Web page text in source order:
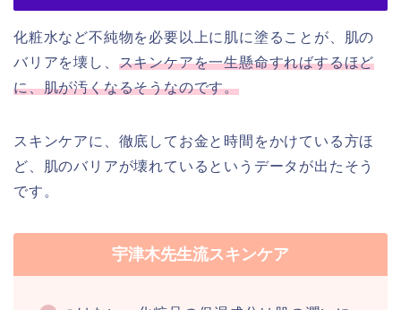
化粧水など不純物を必要以上に肌に塗ることが、肌の
バリアを壊し、 スキンケアを一生懸命すればするほど
に、肌が汚くなるそうなのです。
スキンケアに、徹底してお金と時間をかけている方ほ
ど、肌のバリアが壊れているというデータが出たそう
です。
宇津木先生流スキンケア